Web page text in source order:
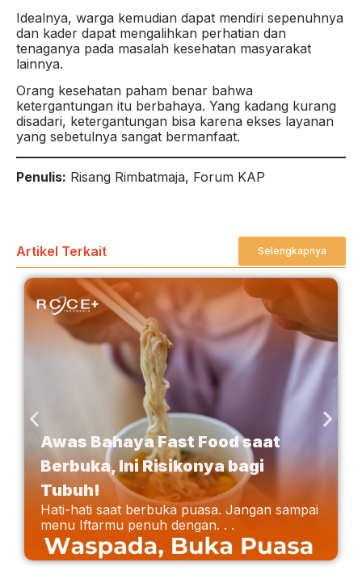
Idealnya, warga kemudian dapat mendiri sepenuhnya
dan kader dapat mengalihkan perhatian dan
tenaganya pada masalah kesehatan masyarakat
lainnya.
Orang kesehatan paham benar bahwa
ketergantungan itu berbahaya. Yang kadang kurang
disadari, ketergantungan bisa karena ekses layanan
yang sebetulnya sangat bermanfaat.
Penulis: Risang Rimbatmaja, Forum KAP
Artikel Terkait Selengkapnya
Awas Bahaya Fast Food saat
Berbuka, Ini Risikonya bagi
Tubuh!
Hati-hati saat berbuka puasa. Jangan sampai
menu Iftarmu penuh dengan. . .